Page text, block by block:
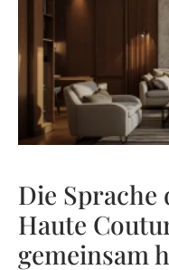
Die Sprache
Haute
gemeinsam